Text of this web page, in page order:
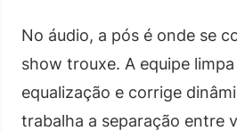
No áudio, a pós é onde se
show trouxe. A equipe
equalização e corrige
trabalha a separação entre